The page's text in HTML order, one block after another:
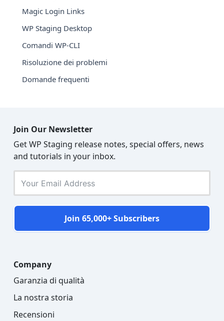
Magic Login Links
WP Staging Desktop
Comandi WP-CLI
Risoluzione dei problemi
Domande frequenti
Join Our Newsletter
Get WP Staging release notes, special offers, news
and tutorials in your inbox.
Join 65,000+ Subscribers
Company
Garanzia di qualità
La nostra storia
Recensioni